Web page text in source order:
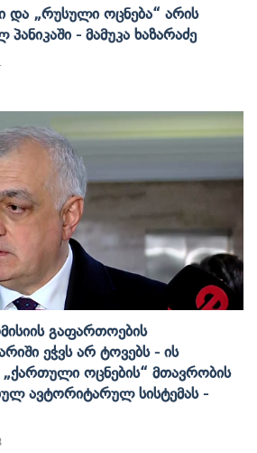
Და „რუსული Ოცნება“ Არის
- Მამუკა Ხაზარაძე
Გაფართოების
Ეჭვს Არ Ტოვებს - Ის
Ოცნების“ Მთავრობის
Ავტორიტარულ Სისტემას -